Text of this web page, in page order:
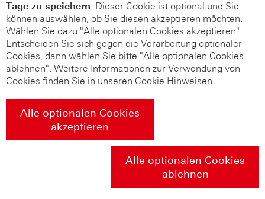
Tage zu speichern. Dieser Cookie ist optional und Sie
können auswählen, ob Sie diesen akzeptieren möchten.
Wählen Sie dazu "Alle optionalen Cookies akzeptieren".
Entscheiden Sie sich gegen die Verarbeitung optionaler
Cookies, dann wählen Sie bitte "Alle optionalen Cookies
ablehnen". Weitere Informationen zur Verwendung von
Cookies finden Sie in unseren Cookie Hinweisen.
Alle optionalen Cookies
akzeptieren
Alle optionalen Cookies
ablehnen